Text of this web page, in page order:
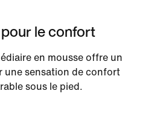
le confort
en mousse offre un
une sensation de confort
sous le pied.